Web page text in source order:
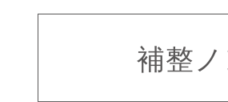
補整